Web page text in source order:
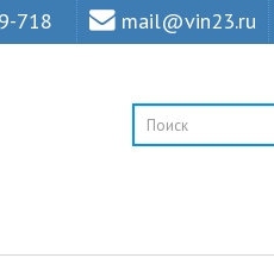
718 mail@vin23.ru